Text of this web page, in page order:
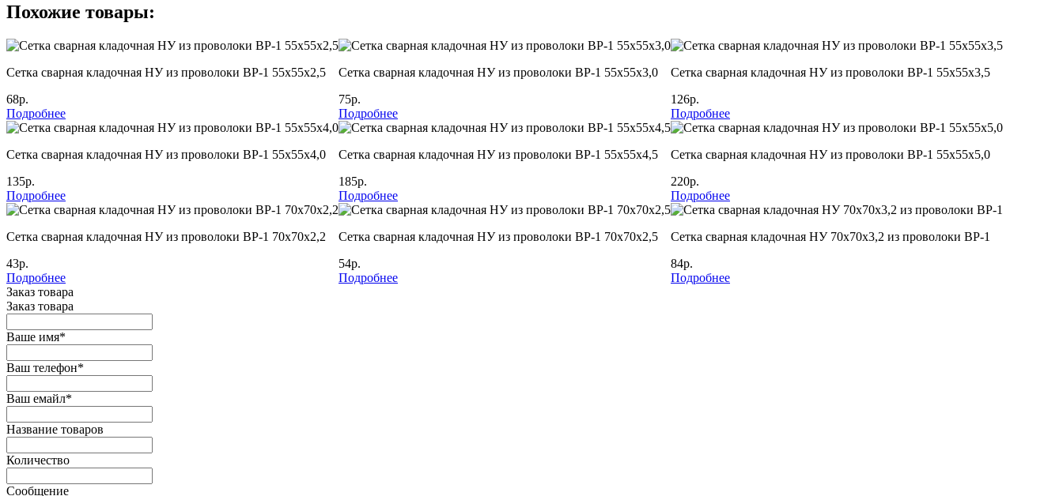
Похожие товары:
Сетка сварная кладочная НУ из проволоки ВР-1 55х55х2,5
68р.
Подробнее
Сетка сварная кладочная НУ из проволоки ВР-1 55х55х3,0
75р.
Подробнее
Сетка сварная кладочная НУ из проволоки ВР-1 55х55х3,5
126р.
Подробнее
Сетка сварная кладочная НУ из проволоки ВР-1 55х55х4,0
135р.
Подробнее
Сетка сварная кладочная НУ из проволоки ВР-1 55х55х4,5
185р.
Подробнее
Сетка сварная кладочная НУ из проволоки ВР-1 55х55х5,0
220р.
Подробнее
Сетка сварная кладочная НУ из проволоки ВР-1 70х70х2,2
43р.
Подробнее
Сетка сварная кладочная НУ из проволоки ВР-1 70х70х2,5
54р.
Подробнее
Сетка сварная кладочная НУ 70х70х3,2 из проволоки ВР-1
84р.
Подробнее
Заказ товара
Заказ товара
Ваше имя*
Ваш телефон*
Ваш емайл*
Название товаров
Количество
Сообщение